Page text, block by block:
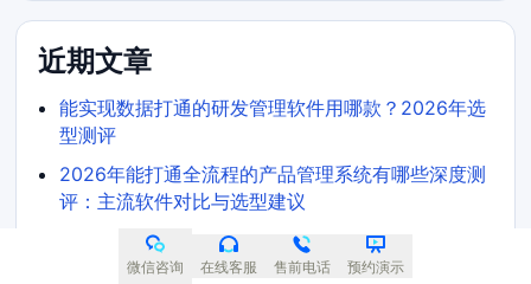
近期文章
能实现数据打通的研发管理软件用哪款？2026年选
型测评
2026年能打通全流程的产品管理系统有哪些深度测
评：主流软件对比与选型建议
集团型企业需求管理工具哪个好用？2026选型对比
微信咨询 在线客服 售前电话 预约演示